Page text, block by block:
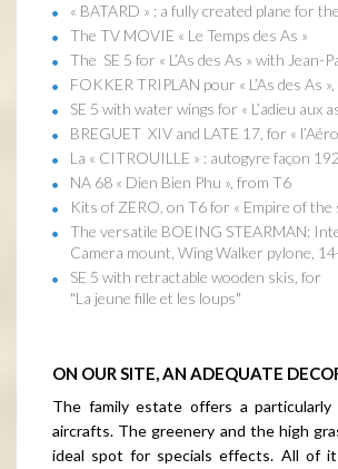
« BATARD » : a fully created plane for
The TV MOVIE « Le Temps des As »
The SE 5 for « L’As des As » with
FOKKER TRIPLAN pour « L’As des As
SE 5 with water wings for « L’adieu aux
BREGUET XIV and LATE 17, for «
La « CITROUILLE » : autogyre façon
NA 68 « Dien Bien Phu », from T6
Kits of ZERO, on T6 for « Empire of the
The versatile BOEING STEARMAN:
Camera mount, Wing Walker pylone,
SE 5 with retractable wooden skis, for
"La jeune fille et les loups"
ON OUR SITE, AN ADEQUATE
The family estate offers a
aircrafts. The greenery and the high
ideal spot for specials effects. All of